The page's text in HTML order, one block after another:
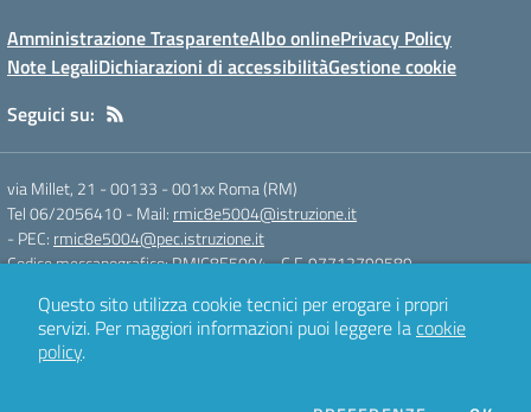
Amministrazione TrasparenteAlbo onlinePrivacy Policy
Note LegaliDichiarazioni di accessibilitàGestione cookie
Seguici su:
via Millet, 21 - 00133 -001xx Roma (RM)
Tel 06/2056410- Mail: rmic8e5004@istruzione.it
- PEC: rmic8e5004@pec.istruzione.it
Codice meccanografico: RMIC8E5004- C.F. 97712790589
Concept & Design by
Designers Italia
Questo sito utilizza cookie tecnici per erogare i propri
servizi. Per maggiori informazioni puoi leggere lacookie
policy.